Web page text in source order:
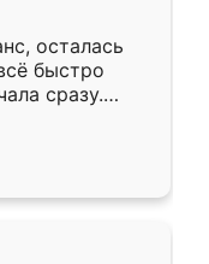
здесь.
осталась
быстро
сразу.
подошёл к
Собрали
даже